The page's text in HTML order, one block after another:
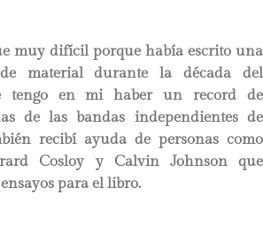
muy difícil porque había escrito una
material durante la década del
tengo en mi haber un record de
de las bandas independientes de
recibí ayuda de personas como
Cosloy y Calvin Johnson que
para el libro.